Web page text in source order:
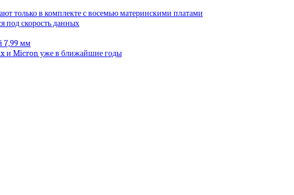
только в комплекте с восемью материнскими платами
под скорость данных
7,99 мм
и Micron уже в ближайшие годы